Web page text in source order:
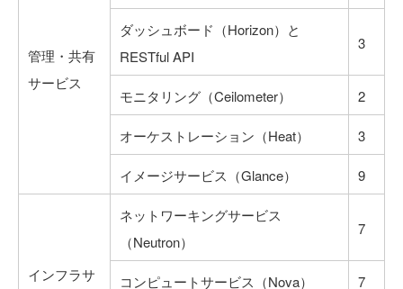
管理・共有
サービス
ダッシュボード（Horizon）と
RESTful API
3
モニタリング（Ceilometer） 2
オーケストレーション（Heat） 3
イメージサービス（Glance） 9
インフラサ
ネットワーキングサービス
（Neutron）
7
コンピュートサービス（Nova） 7